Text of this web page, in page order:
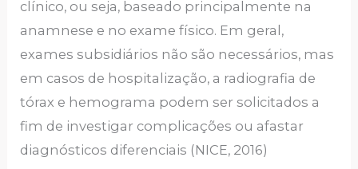
clínico, ou seja, baseado principalmente na
anamnese e no exame físico. Em geral,
exames subsidiários não são necessários, mas
em casos de hospitalização, a radiografia de
tórax e hemograma podem ser solicitados a
fim de investigar complicações ou afastar
diagnósticos diferenciais (NICE, 2016)